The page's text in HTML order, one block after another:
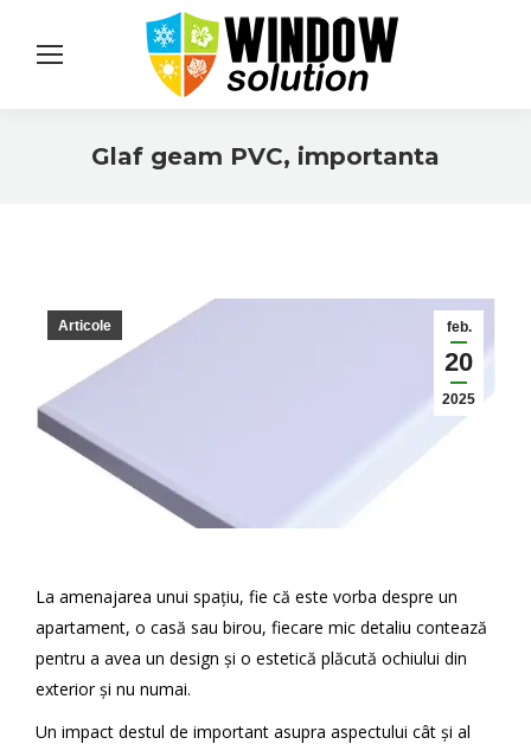
Glaf geam PVC, importanta
feb.
20
2025
Articole
La amenajarea unui spațiu, fie că este vorba despre un
apartament, o casă sau birou, fiecare mic detaliu contează
pentru a avea un design și o estetică plăcută ochiului din
exterior și nu numai.
Un impact destul de important asupra aspectului cât și al